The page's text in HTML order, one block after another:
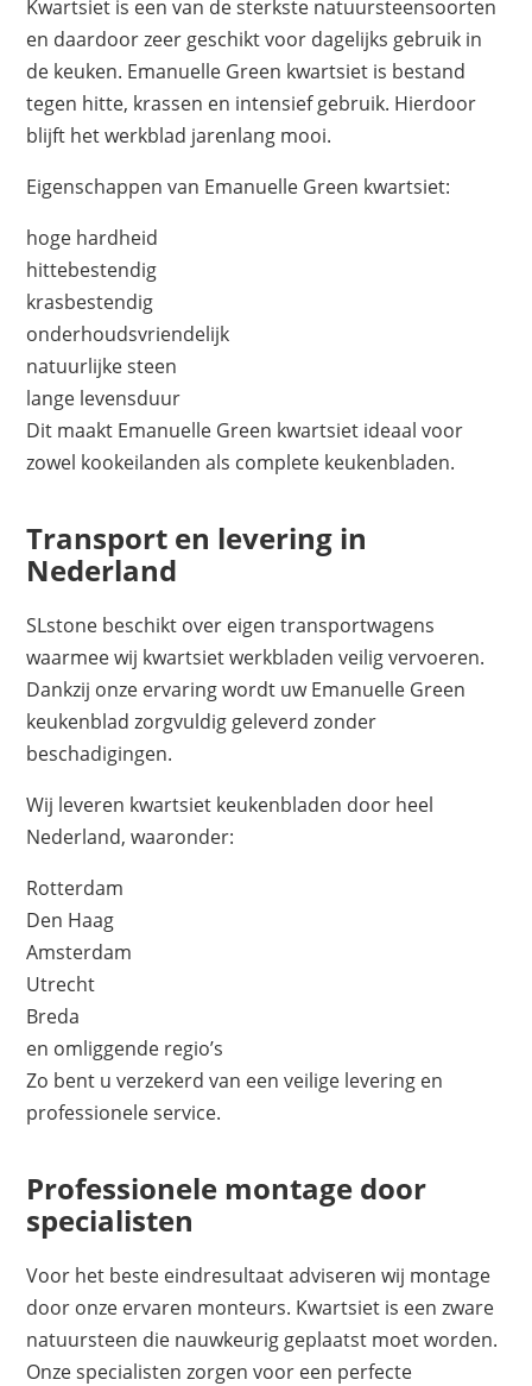
Kwartsiet is een van de sterkste natuursteensoorten
en daardoor zeer geschikt voor dagelijks gebruik in
de keuken. Emanuelle Green kwartsiet is bestand
tegen hitte, krassen en intensief gebruik. Hierdoor
blijft het werkblad jarenlang mooi.
Eigenschappen van Emanuelle Green kwartsiet:
hoge hardheid
hittebestendig
krasbestendig
onderhoudsvriendelijk
natuurlijke steen
lange levensduur
Dit maakt Emanuelle Green kwartsiet ideaal voor
zowel kookeilanden als complete keukenbladen.
Transport en levering in
Nederland
SLstone beschikt over eigen transportwagens
waarmee wij kwartsiet werkbladen veilig vervoeren.
Dankzij onze ervaring wordt uw Emanuelle Green
keukenblad zorgvuldig geleverd zonder
beschadigingen.
Wij leveren kwartsiet keukenbladen door heel
Nederland, waaronder:
Rotterdam
Den Haag
Amsterdam
Utrecht
Breda
en omliggende regio’s
Zo bent u verzekerd van een veilige levering en
professionele service.
Professionele montage door
specialisten
Voor het beste eindresultaat adviseren wij montage
door onze ervaren monteurs. Kwartsiet is een zware
natuursteen die nauwkeurig geplaatst moet worden.
Onze specialisten zorgen voor een perfecte